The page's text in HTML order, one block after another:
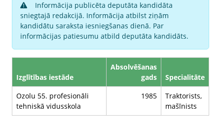
Informācija publicēta deputāta kandidāta
sniegtajā redakcijā. Informācija atbilst ziņām
kandidātu saraksta iesniegšanas dienā. Par
informācijas patiesumu atbild deputāta kandidāts.
Izglītības iestāde
Absolvēšanas
gads
Specialitāte
Ozolu 55. profesionāli
tehniskā vidusskola
1985
Traktorists,
mašīnists